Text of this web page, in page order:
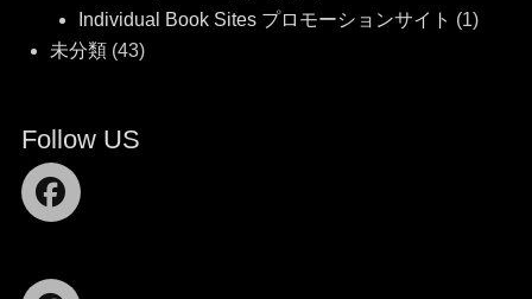
Individual Book Sites プロモーションサイト (1)
未分類(43)
Follow US
Facebook